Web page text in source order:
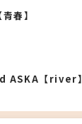
春】
ASKA【river】